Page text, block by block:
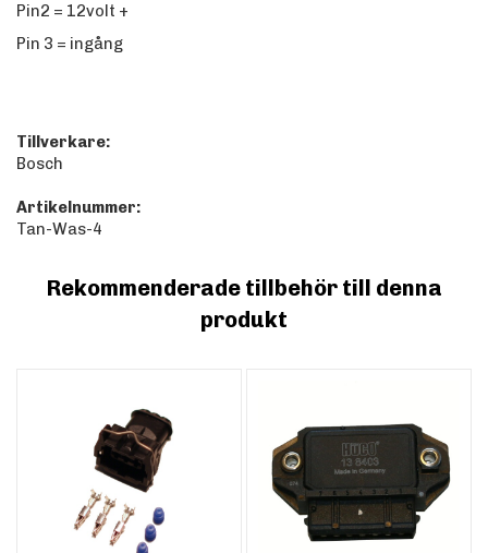
Pin2 = 12volt +
Pin 3 = ingång
Tillverkare:
Bosch
Artikelnummer:
Tan-Was-4
Rekommenderade tillbehör till denna
produkt